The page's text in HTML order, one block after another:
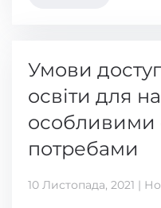
Умови
освіти для
особливими
потребами
10 Листопада, 2021 |